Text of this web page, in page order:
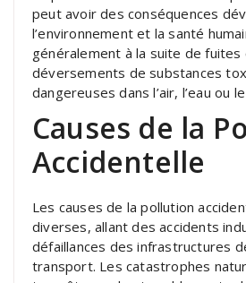
peut avoir des conséquences
l’environnement et la santé
généralement à la suite de fuites
déversements de substances
dangereuses dans l’air, l’eau ou
Causes de la
Accidentelle
Les causes de la pollution
diverses, allant des accidents
défaillances des infrastructures
transport. Les catastrophes